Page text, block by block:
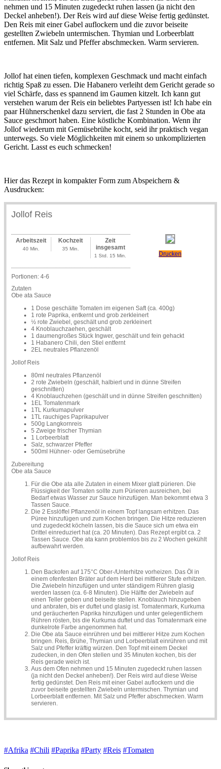
nehmen und 15 Minuten zugedeckt ruhen lassen (ja nicht den
Deckel anheben!). Der Reis wird auf diese Weise fertig gedünstet.
Den Reis mit einer Gabel auflockern und die zuvor beiseite
gestellten Zwiebeln untermischen. Thymian und Lorbeerblatt
entfernen. Mit Salz und Pfeffer abschmecken. Warm servieren.
Jollof hat einen tiefen, komplexen Geschmack und macht einfach
richtig Spaß zu essen. Die Habanero verleiht dem Gericht gerade so
viel Schärfe, dass es spannend im Gaumen kitzelt. Ich kann gut
verstehen warum der Reis ein beliebtes Partyessen ist! Ich habe ein
paar Hühnerschenkel dazu serviert, die fast 2 Stunden in Obe ata
Sauce geschmort haben. Eine köstliche Kombination. Wenn ihr
Jollof wiederum mit Gemüsebrühe kocht, seid ihr praktisch vegan
unterwegs. So viele Möglichkeiten mit einem so unkomplizierten
Gericht. Lasst es euch schmecken!
Hier das Rezept in kompakter Form zum Abspeichern &
Ausdrucken:
Jollof Reis
Drucken
Arbeitszeit
40 Min.
Kochzeit
35 Min.
Zeit
insgesamt
1 Std. 15 Min.
Portionen: 4-6
Zutaten
Obe ata Sauce
1 Dose geschälte Tomaten im eigenen Saft (ca. 400g)
1 rote Paprika, entkernt und grob zerkleinert
½ rote Zwiebel, geschält und grob zerkleinert
4 Knoblauchzaehen, geschält
1 daumengroßes Stück Ingwer, geschält und fein gehackt
1 Habanero Chili, den Stiel entfernt
2EL neutrales Pflanzenöl
Jollof Reis
80ml neutrales Pflanzenöl
2 rote Zwiebeln (geschält, halbiert und in dünne Streifen
geschnitten)
4 Knoblauchzehen (geschält und in dünne Streifen geschnitten)
1EL Tomatenmark
1TL Kurkumapulver
1TL rauchiges Paprikapulver
500g Langkornreis
5 Zweige frischer Thymian
1 Lorbeerblatt
Salz, schwarzer Pfeffer
500ml Hühner- oder Gemüsebrühe
Zubereitung
Obe ata Sauce
Für die Obe ata alle Zutaten in einem Mixer glatt pürieren. Die
Flüssigkeit der Tomaten sollte zum Pürieren ausreichen, bei
Bedarf etwas Wasser zur Sauce hinzufügen. Man bekommt etwa 3
Tassen Sauce.
Die 2 Esslöffel Pflanzenöl in einem Topf langsam erhitzen. Das
Püree hinzufügen und zum Kochen bringen. Die Hitze reduzieren
und zugedeckt köcheln lassen, bis die Sauce sich um etwa ein
Drittel einreduziert hat (ca. 20 Minuten). Das Rezept ergibt ca. 2
Tassen Sauce. Obe ata kann problemlos bis zu 2 Wochen gekühlt
aufbewahrt werden.
Jollof Reis
Den Backofen auf 175°C Ober-/Unterhitze vorheizen. Das Öl in
einem ofenfesten Bräter auf dem Herd bei mittlerer Stufe erhitzen.
Die Zwiebeln hinzufügen und unter ständigem Rühren glasig
werden lassen (ca. 6-8 Minuten). Die Hälfte der Zwiebeln auf
einen Teller geben und beiseite stellen. Knoblauch hinzugeben
und anbraten, bis er duftet und glasig ist. Tomatenmark, Kurkuma
und geräucherten Paprika hinzufügen und unter gelegentlichem
Rühren rösten, bis die Kurkuma duftet und das Tomatenmark eine
dunkelrote Farbe angenommen hat.
Die Obe ata Sauce einrühren und bei mittlerer Hitze zum Kochen
bringen. Reis, Brühe, Thymian und Lorbeerblatt einrühren und mit
Salz und Pfeffer kräftig würzen. Den Topf mit einem Deckel
zudecken, in den Ofen stellen und 35 Minuten kochen, bis der
Reis gerade weich ist.
Aus dem Ofen nehmen und 15 Minuten zugedeckt ruhen lassen
(ja nicht den Deckel anheben!). Der Reis wird auf diese Weise
fertig gedünstet. Den Reis mit einer Gabel auflockern und die
zuvor beiseite gestellten Zwiebeln untermischen. Thymian und
Lorbeerblatt entfernen. Mit Salz und Pfeffer abschmecken. Warm
servieren.
#Afrika #Chili #Paprika #Party #Reis #Tomaten